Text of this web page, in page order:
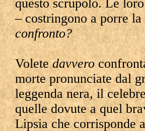
questo scrupolo. Le
– costringono a porre
confronto?
Voletedavvero
morte pronunciate dal
leggenda nera, il
quelle dovute a quel
Lipsia che corrisponde